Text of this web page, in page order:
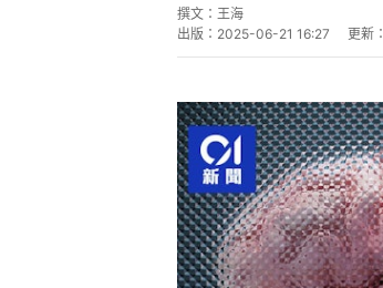
撰文： 王海
出版： 2025-06-21 16:27 更新：